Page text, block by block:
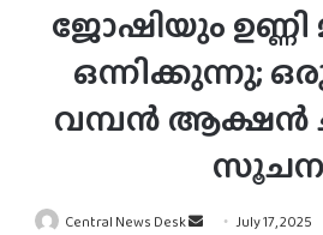
ജോഷിയും
ഒന്നിക്കുന്നു;
വമ്പന്‍ ആക്ഷന്‍
സൂചന
Central News Desk
Send July 17, 2025